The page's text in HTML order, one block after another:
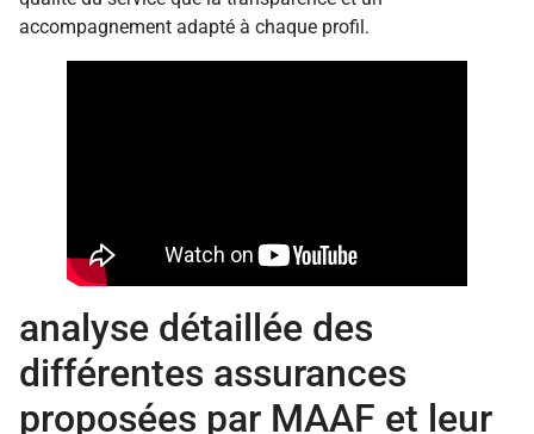
accompagnement adapté à chaque profil.
analyse détaillée des
différentes assurances
proposées par MAAF et leur